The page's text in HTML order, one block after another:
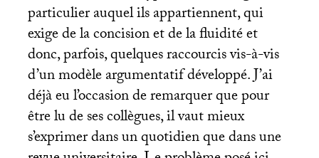
particulier auquel ils appartiennent, qui
exige de la concision et de la fluidité et
donc, parfois, quelques raccourcis vis-à-vis
d’un modèle argumentatif développé. J’ai
déjà eu l’occasion de remarquer que pour
être lu de ses collègues, il vaut mieux
s’exprimer dans un quotidien que dans une